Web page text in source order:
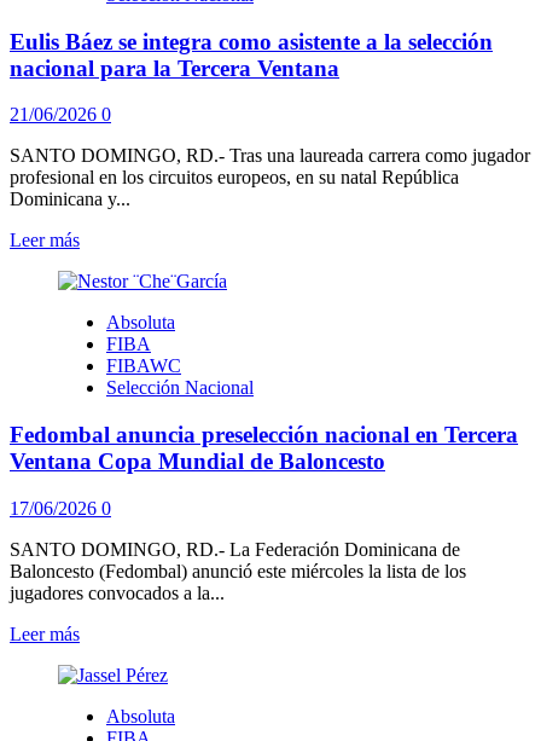
Eulis Báez se integra como asistente a la selección
nacional para la Tercera Ventana
21/06/2026 0
SANTO DOMINGO, RD.- Tras una laureada carrera como jugador
profesional en los circuitos europeos, en su natal República
Dominicana y...
Leer másLeer
sobre
Báez
se
integra
como
a
la
selección
nacional
para
la
Tercera
Ventana
Absoluta
FIBA
FIBAWC
Selección Nacional
Fedombal anuncia preselección nacional en Tercera
Ventana Copa Mundial de Baloncesto
17/06/2026 0
SANTO DOMINGO, RD.- La Federación Dominicana de
Baloncesto (Fedombal) anunció este miércoles la lista de los
jugadores convocados a la...
Leer másLeer
sobre
anuncia
Absoluta